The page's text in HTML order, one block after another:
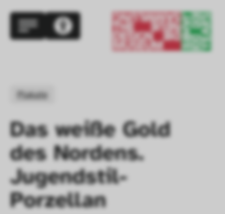
Plakate
Das weiße Gold
des Nordens.
Jugendstil-
Porzellan